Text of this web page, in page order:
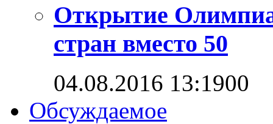
Открытие
стран вместо 50
04.08.2016 13:1900
Обсуждаемое